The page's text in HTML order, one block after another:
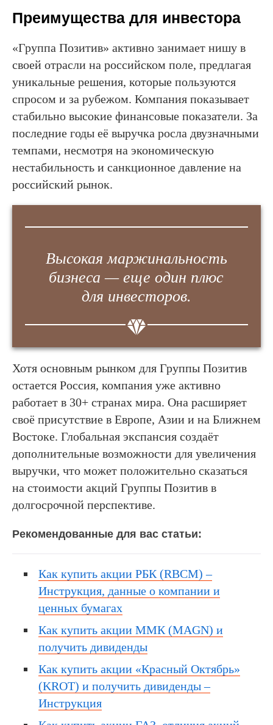
Преимущества для инвестора
«Группа Позитив» активно занимает нишу в
своей отрасли на российском поле, предлагая
уникальные решения, которые пользуются
спросом и за рубежом. Компания показывает
стабильно высокие финансовые показатели. За
последние годы её выручка росла двузначными
темпами, несмотря на экономическую
нестабильность и санкционное давление на
российский рынок.
Высокая маржинальность
бизнеса — еще один плюс
для инвесторов.
Хотя основным рынком для Группы Позитив
остается Россия, компания уже активно
работает в 30+ странах мира. Она расширяет
своё присутствие в Европе, Азии и на Ближнем
Востоке. Глобальная экспансия создаёт
дополнительные возможности для увеличения
выручки, что может положительно сказаться
на стоимости акций Группы Позитив в
долгосрочной перспективе.
Рекомендованные для вас статьи:
Как купить акции РБК (RBCM) –
Инструкция, данные о компании и
ценных бумагах
Как купить акции ММК (MAGN) и
получить дивиденды
Как купить акции «Красный Октябрь»
(KROT) и получить дивиденды –
Инструкция